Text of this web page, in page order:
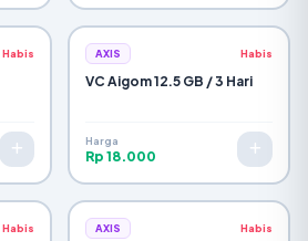
Habis AXIS Habis
VC Aigom 12.5 GB / 3 Hari
Harga
Rp 18.000
Habis AXIS Habis